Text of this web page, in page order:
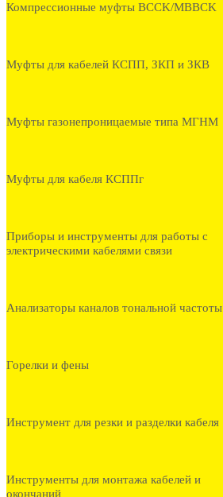
Компрессионные муфты BCCK/MBBCK
Муфты для кабелей КСПП, ЗКП и ЗКВ
Муфты газонепроницаемые типа МГНМ
Муфты для кабеля КСППг
Приборы и инструменты для работы с
электрическими кабелями связи
Анализаторы каналов тональной частоты
Горелки и фены
Инструмент для резки и разделки кабеля
Инструменты для монтажа кабелей и
окончаний